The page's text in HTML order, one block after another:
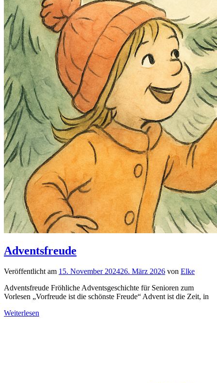
Adventsfreude
Veröffentlicht am 15. November 202426. März 2026 von Elke
Adventsfreude Fröhliche Adventsgeschichte für Senioren zum
Vorlesen „Vorfreude ist die schönste Freude“ Advent ist die Zeit, in
Weiterlesen